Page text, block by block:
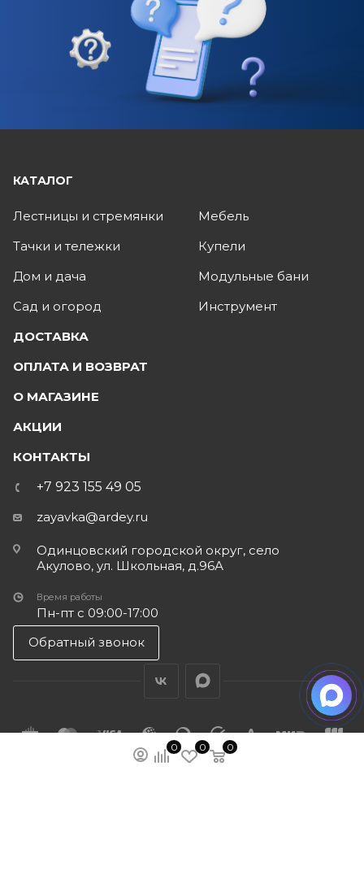
0 0 0
КАТАЛОГ
Лестницы и стремянки
Тачки и тележки
Дом и дача
Сад и огород
Мебель
Купели
Модульные бани
Инструмент
ДОСТАВКА
ОПЛАТА И ВОЗВРАТ
О МАГАЗИНЕ
АКЦИИ
КОНТАКТЫ
+7 923 155 49 05
zayavka@ardey.ru
Одинцовский городской округ, село
Акулово, ул. Школьная, д.96А
Время работы
Пн-пт с 09:00-17:00
Обратный звонок